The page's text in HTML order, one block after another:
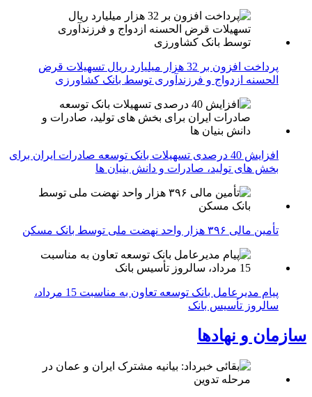
پرداخت افزون بر 32 هزار میلیارد ریال تسهیلات قرض
الحسنه ازدواج و فرزندآوری توسط بانک کشاورزی
افزایش 40 درصدی تسهیلات بانک توسعه صادرات ایران برای
بخش های تولید، صادرات و دانش بنیان ها
تأمین مالی ۳۹۶ هزار واحد نهضت ملی توسط بانک مسکن
پیام مدیرعامل بانک توسعه تعاون به مناسبت 15 مرداد،
سالروز تأسیس بانک
سازمان و نهادها